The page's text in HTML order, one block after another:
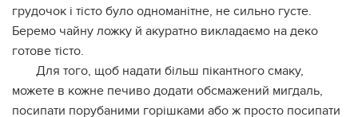
грудочок і тісто було одноманітне, не сильно густе.
Беремо чайну ложку й акуратно викладаємо на деко
готове тісто.
Для того, щоб надати більш пікантного смаку,
можете в кожне печиво додати обсмажений мигдаль,
посипати порубаними горішками або ж просто посипати